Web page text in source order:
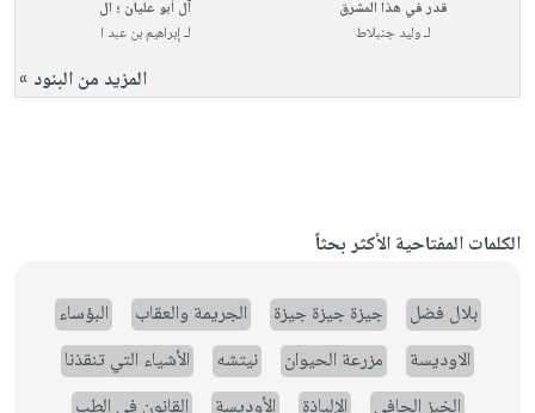
قدر في هذا المشرق
لـوليد جنبلاط
آل أبو عليان ؛ ال
لـإبراهيم بن عبد ا
المزيد من البنود »
الكلمات المفتاحية الأكثر بحثاً
بلال فضل جيزة جيزة جيزة الجريمة والعقاب
البؤساء
الاوديسة
مزرعة الحيوان نيتشه
الأشياء التي تنقذنا